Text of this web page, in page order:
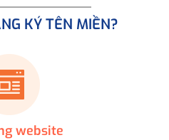
KÝ TÊN MIỀN?
website